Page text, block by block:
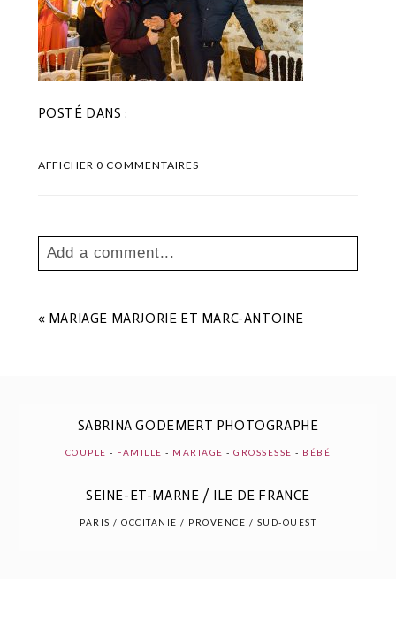
POSTÉ DANS :
AFFICHER0 COMMENTAIRES
Add a comment...
Les champs marqués sont requis *
POST COMMENT
« MARIAGE MARJORIE ET MARC-ANTOINE
SABRINA GODEMERT PHOTOGRAPHE
COUPLE - FAMILLE - MARIAGE -GROSSESSE - BÉBÉ
SEINE-ET-MARNE / ILE DE FRANCE
PARIS / OCCITANIE / PROVENCE / SUD-OUEST